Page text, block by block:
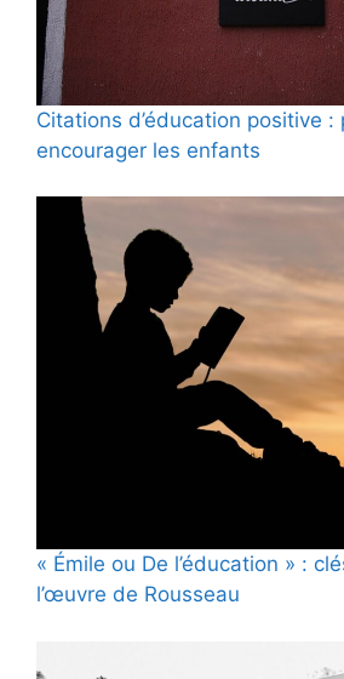
Citations d’éducation positive :
encourager les enfants
« Émile ou De l’éducation » :
l’œuvre de Rousseau